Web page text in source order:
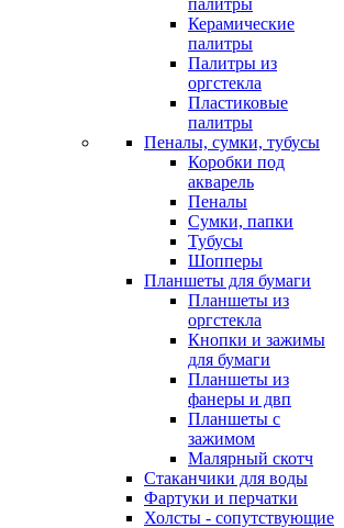
палитры
Керамические
палитры
Палитры из
оргстекла
Пластиковые
палитры
Пеналы, сумки, тубусы
Коробки под
акварель
Пеналы
Сумки, папки
Тубусы
Шопперы
Планшеты для бумаги
Планшеты из
оргстекла
Кнопки и зажимы
для бумаги
Планшеты из
фанеры и двп
Планшеты с
зажимом
Малярный скотч
Стаканчики для воды
Фартуки и перчатки
Холсты - сопутствующие